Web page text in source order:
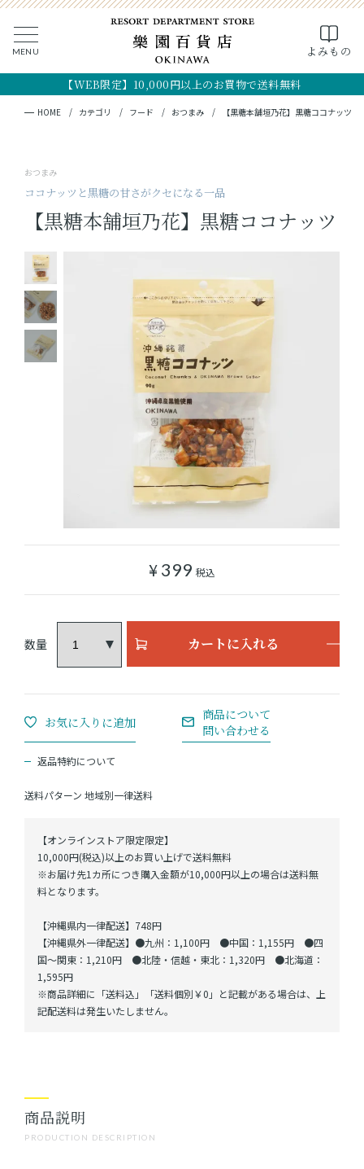
MENU よみもの
【WEB限定】10,000円以上のお買物で送料無料
CLOSE
検索
キーワード検索
MY PAGE CART
全ての商品
フード
クラフト
コスメ・アロマ
つくり手
OKINAWA the RYUKYU
樂園百貨店について
HOME カテゴリ フード おつまみ 【黒糖本舗垣乃花】黒糖ココナッツ
おつまみ
ココナッツと黒糖の甘さがクセになる一品
【黒糖本舗垣乃花】黒糖ココナッツ
¥399 税込
送料パターン 地域別一律送料
カートに入れる
返品特約について
【オンラインストア限定限定】
10,000円(税込)以上のお買い上げで送料無料
※お届け先1カ所につき購入金額が10,000円以上の場合は送料無
料となります。
【沖縄県内一律配送】748円
【沖縄県外一律配送】●九州：1,100円 ●中国：1,155円 ●四
国～関東：1,210円 ●北陸・信越・東北：1,320円 ●北海道：
1,595円
※商品詳細に「送料込」「送料個別￥0」と記載がある場合は、上
記配送料は発生いたしません。
PRODUCTION DESCRIPTION
商品説明